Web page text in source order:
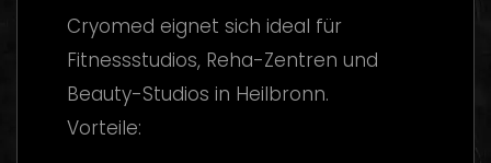
Cryomed eignet sich ideal für
Fitnessstudios, Reha-Zentren und
Beauty-Studios in Heilbronn.
Vorteile: